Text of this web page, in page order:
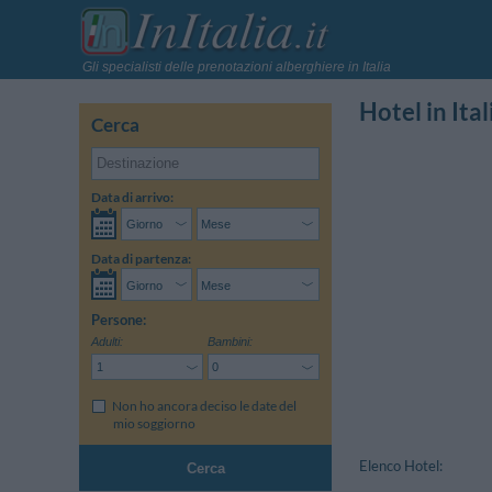
Gli specialisti delle prenotazioni alberghiere in Italia
Cerca
Data di arrivo:
Data di partenza:
Persone:
Adulti: Bambini:
Non ho ancora deciso le date del
mio soggiorno
Cerca
Hotel in
Elenco Hotel: